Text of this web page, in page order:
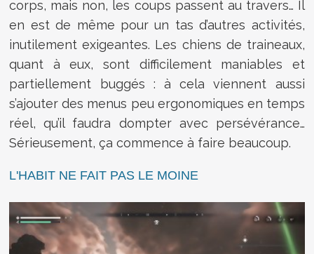
corps, mais non, les coups passent au travers… Il
en est de même pour un tas d’autres activités,
inutilement exigeantes. Les chiens de traineaux,
quant à eux, sont difficilement maniables et
partiellement buggés : à cela viennent aussi
s’ajouter des menus peu ergonomiques en temps
réel, qu’il faudra dompter avec persévérance…
Sérieusement, ça commence à faire beaucoup.
L'HABIT NE FAIT PAS LE MOINE